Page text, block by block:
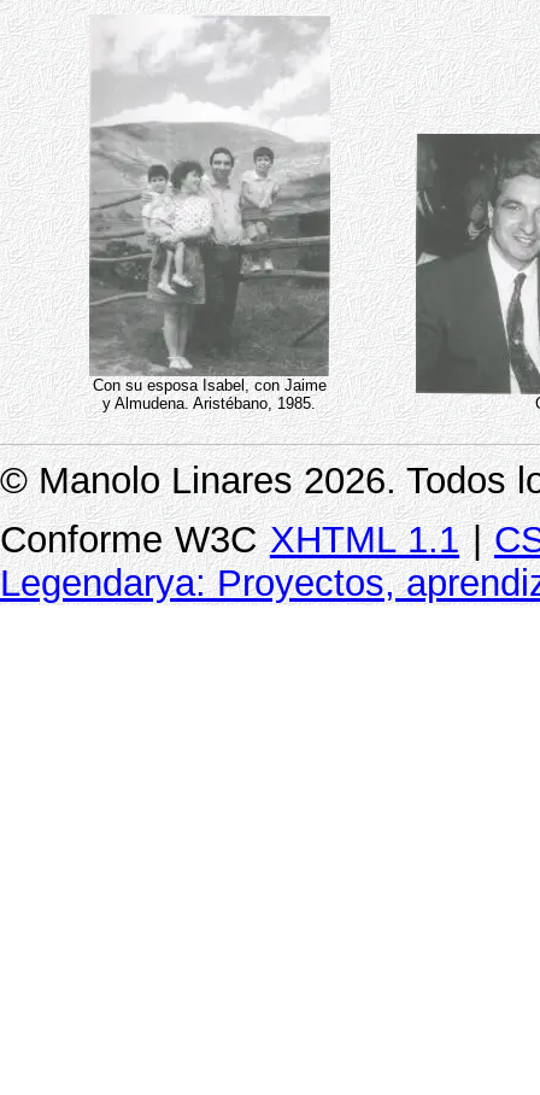
Con su esposa Isabel, con Jaime
y Almudena. Aristébano, 1985.
© Manolo Linares 2026. Todos
Conforme W3CXHTML 1.1|
Legendarya: Proyectos,